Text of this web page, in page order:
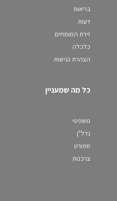
בריאות
דעות
זירת המומחים
כלכלה
הצהרת נגישות
כל מה שמעניין
משפטי
נדל"ן
ספורט
צרכנות